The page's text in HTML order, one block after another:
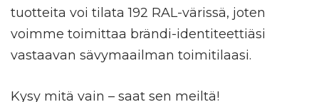
tuotteita voi tilata 192 RAL-värissä, joten
voimme toimittaa brändi-identiteettiäsi
vastaavan sävymaailman toimitilaasi.
Kysy mitä vain – saat sen meiltä!